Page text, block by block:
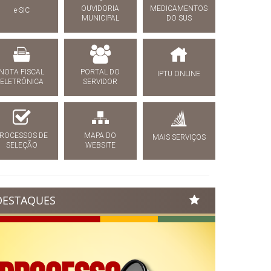
e-SIC
OUVIDORIA
MUNICIPAL
MEDICAMENTOS
DO SUS
FISCAL
ELETRÔNICA
PORTAL DO
SERVIDOR
IPTU ONLINE
DE
SELEÇÃO
MAPA DO
WEBSITE
MAIS SERVIÇOS